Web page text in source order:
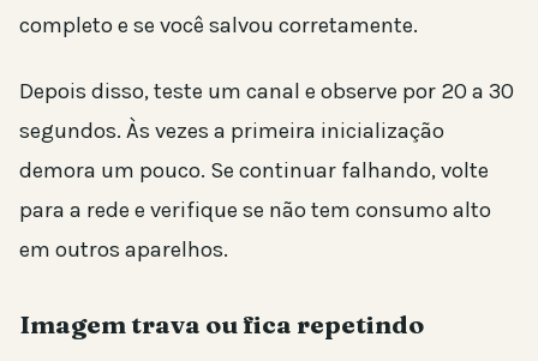
completo e se você salvou corretamente.
Depois disso, teste um canal e observe por 20 a 30
segundos. Às vezes a primeira inicialização
demora um pouco. Se continuar falhando, volte
para a rede e verifique se não tem consumo alto
em outros aparelhos.
Imagem trava ou fica repetindo